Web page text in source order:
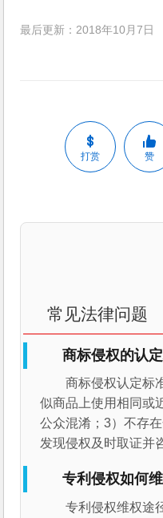
最后更新：2018年10月7日
打赏 赞
常见法律问题
商标侵权的认
商标侵权认定标
似商品上使用相同或
公众混淆；3）不存
发现侵权及时取证并
专利侵权如何
专利侵权维权途